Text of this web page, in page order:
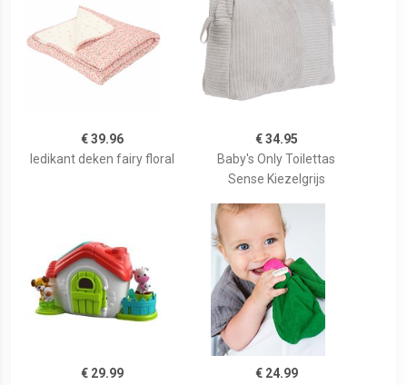
€ 39.96
ledikant deken fairy floral
€ 34.95
Baby's Only Toilettas
Sense Kiezelgrijs
€ 29.99
€ 24.99